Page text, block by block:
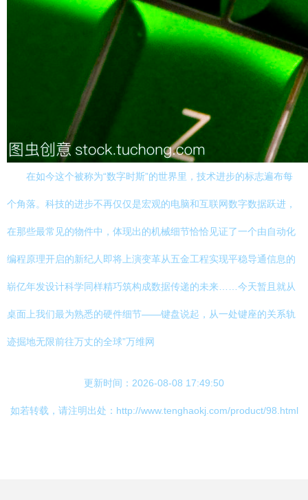
在如今这个被称为“数字时斯”的世界里，技术进步的标志遍布每
个角落。科技的进步不再仅仅是宏观的电脑和互联网数字数据跃进，
在那些最常见的物件中，体现出的机械细节恰恰见证了一个由自动化
编程原理开启的新纪人即将上演变革从五金工程实现平稳导通信息的
崭亿年发设计科学同样精巧筑构成数据传递的未来……今天暂且就从
桌面上我们最为熟悉的硬件细节——键盘说起，从一处键座的关系轨
迹掘地无限前往万丈的全球”万维网
更新时间：2026-08-08 17:49:50
如若转载，请注明出处：http://www.tenghaokj.com/product/98.html